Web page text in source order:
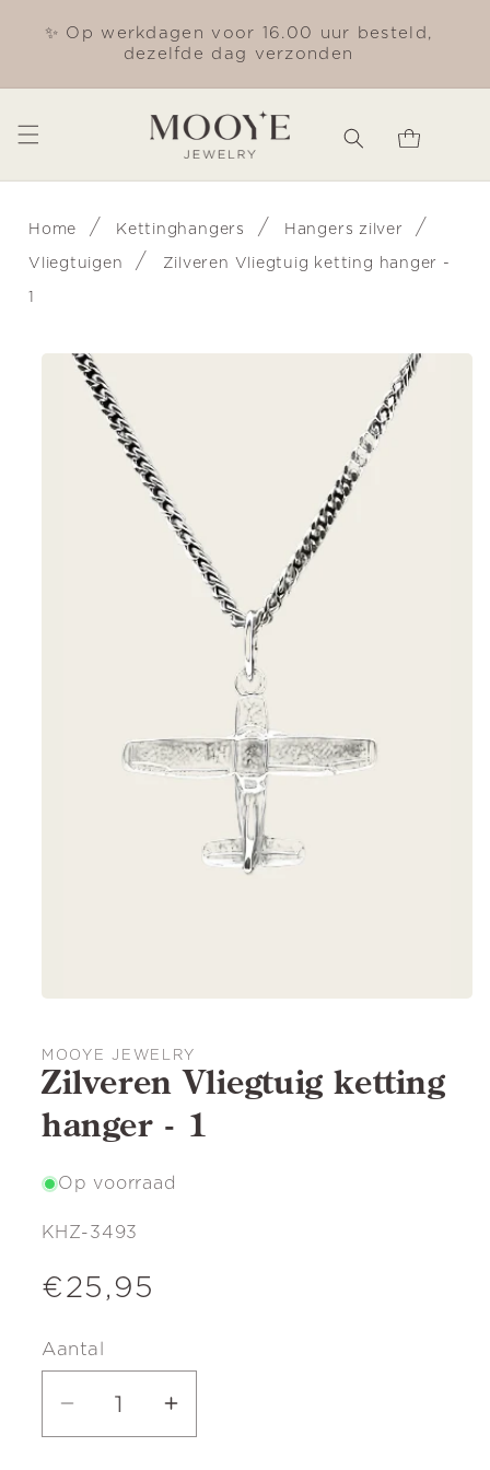
naar de
✨ Op werkdagen voor 16.00 uur besteld,
dezelfde dag verzonden
Winkelwagen
Home / Kettinghangers / Hangers zilver /
Vliegtuigen / Zilveren Vliegtuig ketting hanger -
1
Ga direct naar
productinformatie
MOOYE JEWELRY
Zilveren Vliegtuig ketting
hanger - 1
Op voorraad
SKU:
KHZ-3493
Normale
€25,95
Aantal
Aantal
Aantal